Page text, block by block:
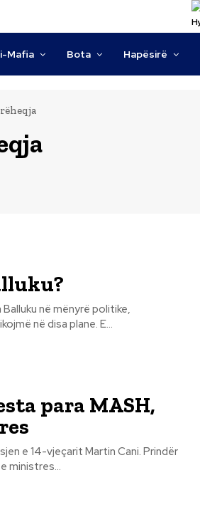
Mafia Bota Hapësirë
në disa plane. E...
para MASH,
vjeçarit Martin Cani. Prindër
ministres...